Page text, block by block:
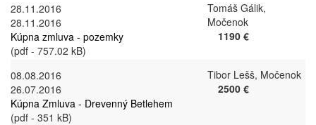
28.11.2016
28.11.2016
Kúpna zmluva - pozemky
(pdf - 757.02 kB)
Tomáš Gálik,
Močenok
1190 €
08.08.2016
26.07.2016
Kúpna Zmluva - Drevenný Betlehem
(pdf - 351 kB)
Tibor Lešš, Močenok
2500 €